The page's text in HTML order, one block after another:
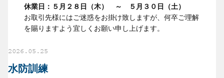
休業日：５月２８日（木） ～ ５月３０日（土）
お取引先様にはご迷惑をお掛け致しますが、何卒ご理解
を賜りますよう宜しくお願い申し上げます。
2026.05.25
水防訓練